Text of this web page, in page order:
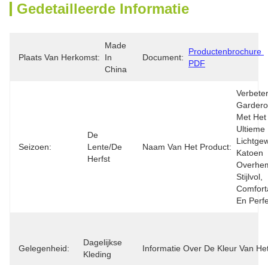
Gedetailleerde Informatie
Plaats Van Herkomst:
Made
In
China
Document:
Productenbrochure
PDF
Seizoen:
De
Lente/de
Herfst
Naam Van Het Product:
Met Het
Ultieme
Katoen
Stijlvol,
En
Gelegenheid:
Dagelijkse
Kleding
Informatie Over De Kleur Van